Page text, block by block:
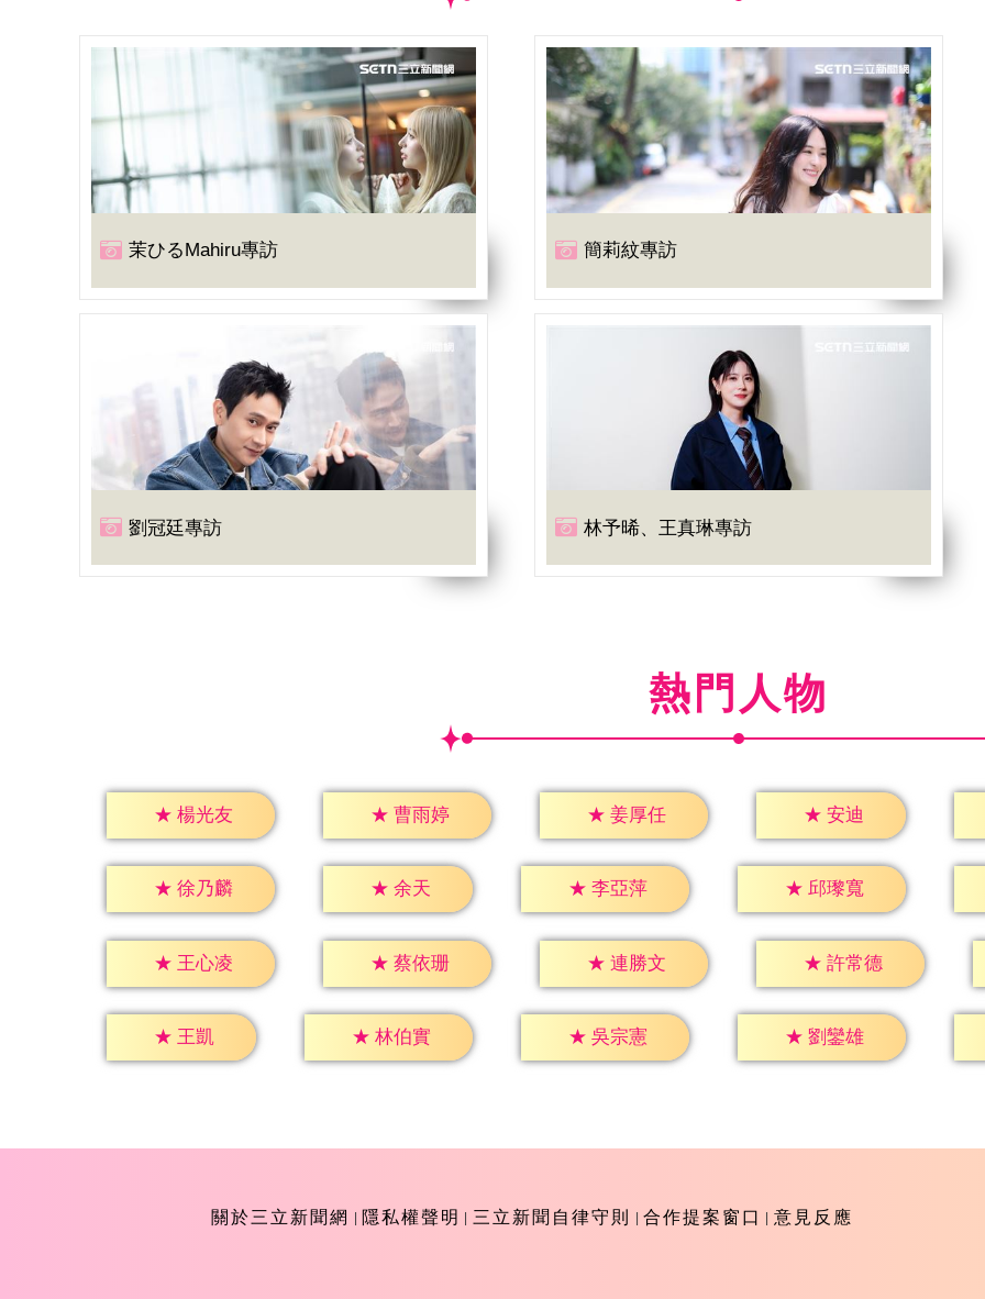
茉ひるMahiru專訪 簡莉紋專訪
劉冠廷專訪 林予晞、王真琳專訪
熱門人物
★ 楊光友 ★ 曹雨婷 ★ 姜厚任 ★ 安迪
★ 徐乃麟 ★ 余天 ★ 李亞萍 ★ 邱瓈寬
★ 王心凌 ★ 蔡依珊 ★ 連勝文 ★ 許常德
★ 王凱 ★ 林伯實 ★ 吳宗憲 ★ 劉鑾雄
關於三立新聞網 隱私權聲明 三立新聞自律守則 合作提案窗口 意見反應